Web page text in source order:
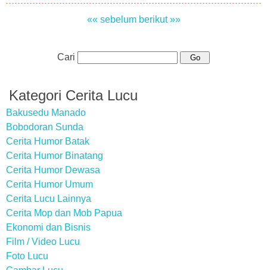
«« sebelum berikut »»
Cari
Kategori Cerita Lucu
Bakusedu Manado
Bobodoran Sunda
Cerita Humor Batak
Cerita Humor Binatang
Cerita Humor Dewasa
Cerita Humor Umum
Cerita Lucu Lainnya
Cerita Mop dan Mob Papua
Ekonomi dan Bisnis
Film / Video Lucu
Foto Lucu